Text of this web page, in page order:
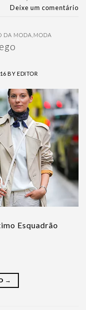
Deixe um comentário
DA MODA MODA
BYEDITOR
Esquadrão
→